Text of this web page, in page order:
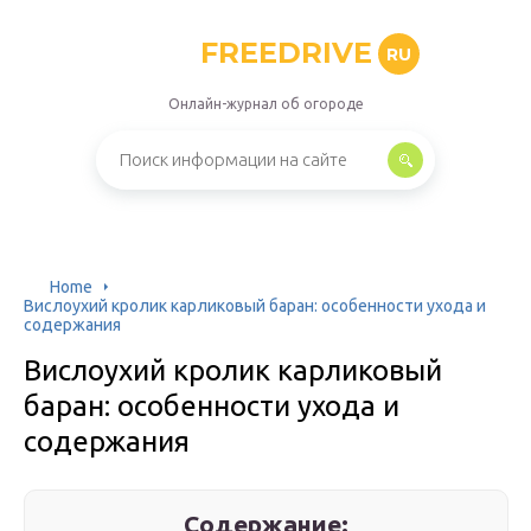
FREEDRIVE RU
Онлайн-журнал об огороде
Home
Вислоухий кролик карликовый баран: особенности ухода и
содержания
Вислоухий кролик карликовый
баран: особенности ухода и
содержания
Содержание: